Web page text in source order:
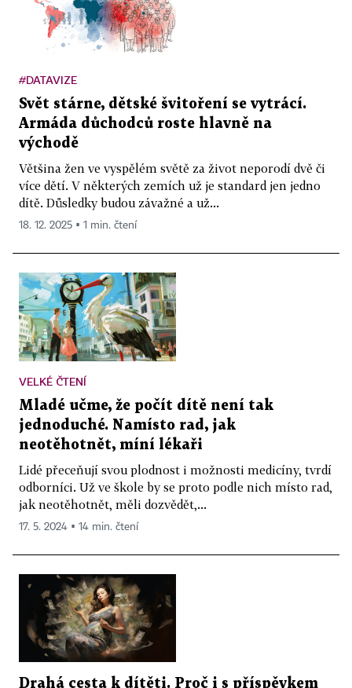
#DATAVIZE
Svět stárne, dětské švitoření se vytrácí.
Armáda důchodců roste hlavně na
východě
Většina žen ve vyspělém světě za život neporodí dvě či
více dětí. V některých zemích už je standard jen jedno
dítě. Důsledky budou závažné a už...
18. 12. 2025 ▪ 1 min. čtení
VELKÉ ČTENÍ
Mladé učme, že počít dítě není tak
jednoduché. Namísto rad, jak
neotěhotnět, míní lékaři
Lidé přeceňují svou plodnost i možnosti medicíny, tvrdí
odborníci. Už ve škole by se proto podle nich místo rad,
jak neotěhotnět, měli dozvědět,...
17. 5. 2024 ▪ 14 min. čtení
Drahá cesta k dítěti. Proč i s příspěvkem